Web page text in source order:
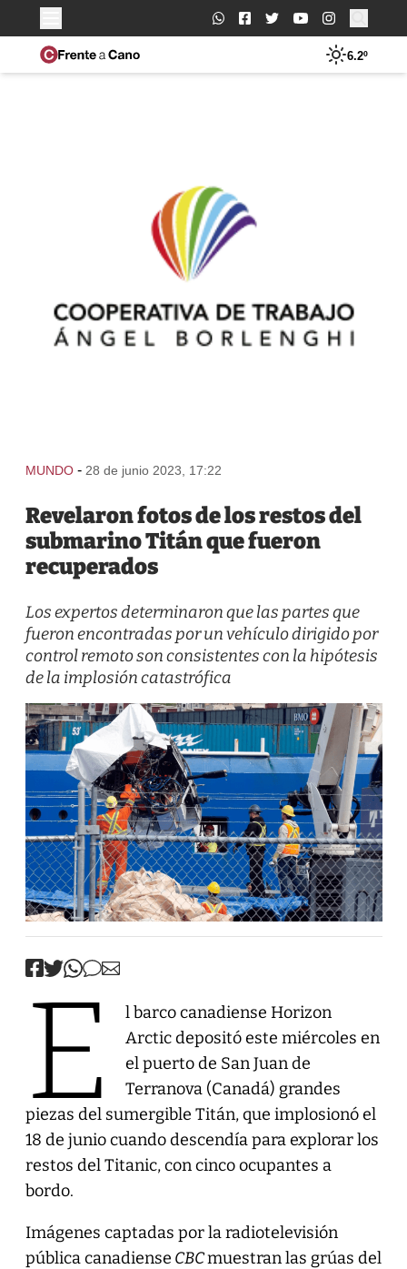
Buscar:
6.2º
MUNDO - 28 de junio 2023, 17:22
Revelaron fotos de los restos del
submarino Titán que fueron
recuperados
Los expertos determinaron que las partes que
fueron encontradas por un vehículo dirigido por
control remoto son consistentes con la hipótesis
de la implosión catastrófica
E
l barco canadiense Horizon
Arctic depositó este miércoles en
el puerto de San Juan de
Terranova (Canadá) grandes
piezas del sumergible Titán, que implosionó el
18 de junio cuando descendía para explorar los
restos del Titanic, con cinco ocupantes a
bordo.
Imágenes captadas por la radiotelevisión
pública canadiense CBCmuestran las grúas del